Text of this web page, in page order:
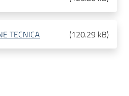
TECNICA (120.29 kB)